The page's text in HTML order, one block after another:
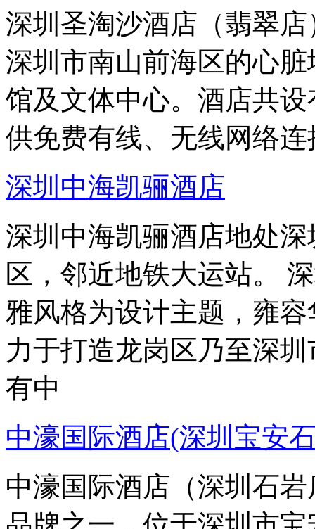
深圳圣淘沙酒店（翡翠
深圳市南山前海区的心
馆及文体中心。酒店共
供免费有线、无线网络连
深圳中海凯骊酒店
深圳中海凯骊酒店地处
区，邻近地铁大运站。
雅风格为设计主题，雍
力于打造龙岗区乃至深
有中
中濠国际酒店(深圳宝安
中濠国际酒店（深圳石